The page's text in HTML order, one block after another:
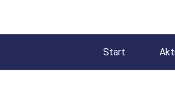
Start